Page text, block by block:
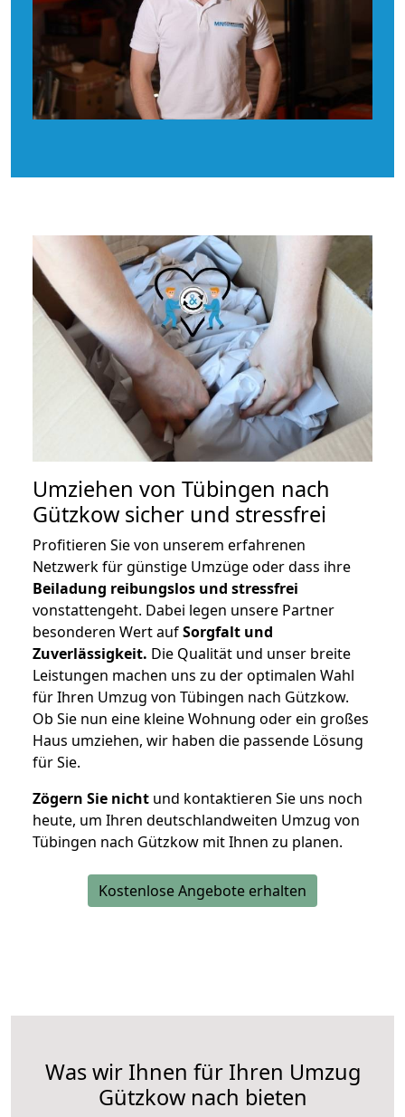
Umziehen von Tübingen nach
Gützkow sicher und stressfrei
Profitieren Sie von unserem erfahrenen
Netzwerk für günstige Umzüge oder dass ihre
Beiladung reibungslos und stressfrei
vonstattengeht. Dabei legen unsere Partner
besonderen Wert aufSorgfalt und
Zuverlässigkeit. Die Qualität und unser breite
Leistungen machen uns zu der optimalen Wahl
für Ihren Umzug von Tübingen nach Gützkow.
Ob Sie nun eine kleine Wohnung oder ein großes
Haus umziehen, wir haben die passende Lösung
für Sie.
Zögern Sie nicht und kontaktieren Sie uns noch
heute, um Ihren deutschlandweiten Umzug von
Tübingen nach Gützkow mit Ihnen zu planen.
Kostenlose Angebote erhalten
Was wir Ihnen für Ihren Umzug
Gützkow nach bieten